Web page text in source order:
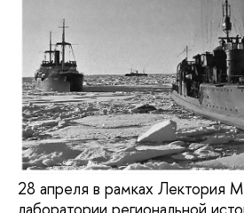
28 апреля в рамках Лектория